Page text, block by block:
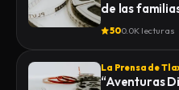
de las
500.0K lecturas
La Prensa de
“Aventuras